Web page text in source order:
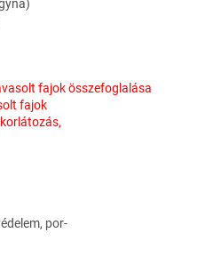
fajok összefoglalása
fajok
por-